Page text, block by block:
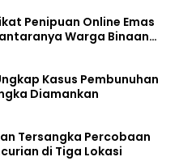
Penipuan Online Emas
Warga Binaan
Kasus Pembunuhan
Diamankan
Tersangka Percobaan
di Tiga Lokasi